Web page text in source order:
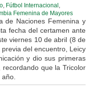
, Fútbol Internacional
Femenina de Mayores
de Naciones Femenina y
fecha del certamen ante
viernes 10 de abril (8 de
del encuentro, Leicy
y dio sus primeras
que la Tricolor